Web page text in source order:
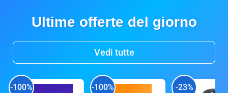
Ultime offerte del giorno
Vedi tutte
-100% -100% -23%